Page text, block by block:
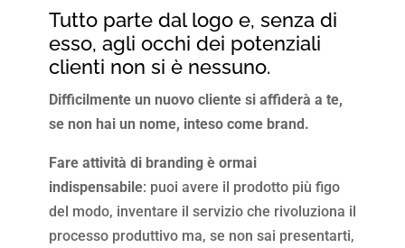
Tutto parte dal logo e, senza di
esso, agli occhi dei potenziali
clienti non si è nessuno.
Difficilmente un nuovo cliente si affiderà a te,
se non hai un nome, inteso come brand.
Fare attività di branding è ormai
indispensabile: puoi avere il prodotto più figo
del modo, inventare il servizio che rivoluziona il
processo produttivo ma, se non sai presentarti,